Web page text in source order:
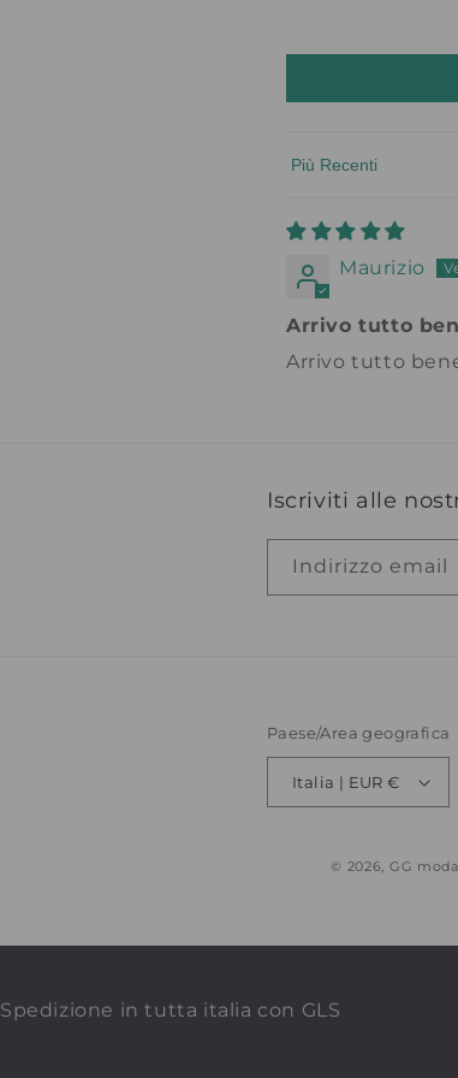
Sort by
Maurizio
Arrivo tutto
Arrivo tutto
Iscriviti alle
Indirizzo email
Paese/Area geografica
Italia | EUR €
© 2026, GG
Spedizione in tutta italia con GLS